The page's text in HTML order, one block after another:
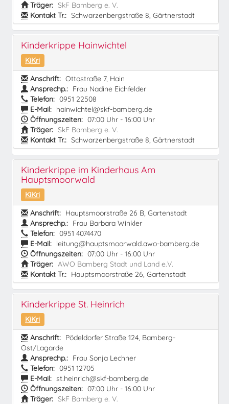
Träger: SkF Bamberg e. V.
Kontakt Tr.: Schwarzenbergstraße 8, Gärtnerstadt
Kinderkrippe Hainwichtel
KiKri
Anschrift: Ottostraße 7, Hain
Ansprechp.: Frau Nadine Eichfelder
Telefon: 0951 22508
E-Mail: hainwichtel@skf-bamberg.de
Öffnungszeiten: 07:00 Uhr - 16:00 Uhr
Träger: SkF Bamberg e. V.
Kontakt Tr.: Schwarzenbergstraße 8, Gärtnerstadt
Kinderkrippe im Kinderhaus Am
Hauptsmoorwald
KiKri
Anschrift: Hauptsmoorstraße 26 B, Gartenstadt
Ansprechp.: Frau Barbara Winkler
Telefon: 0951 4074470
E-Mail: leitung@hauptsmoorwald.awo-bamberg.de
Öffnungszeiten: 07:00 Uhr - 16:00 Uhr
Träger: AWO Bamberg Stadt und Land e.V.
Kontakt Tr.: Hauptsmoorstraße 26, Gartenstadt
Kinderkrippe St. Heinrich
KiKri
Anschrift: Pödeldorfer Straße 124, Bamberg-
Ost/Lagarde
Ansprechp.: Frau Sonja Lechner
Telefon: 0951 12705
E-Mail: st.heinrich@skf-bamberg.de
Öffnungszeiten: 07:00 Uhr - 16:00 Uhr
Träger: SkF Bamberg e. V.